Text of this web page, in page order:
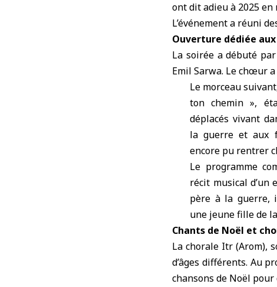
ont dit adieu à 2025 en
L’événement a réuni
Ouverture dédiée
La soirée a débuté
Emil Sarwa. Le chœur
Le morceau
ton chemin »,
déplacés vivant
la guerre et aux
encore pu rentrer
Le programme
récit musical d’un
père à la guerre,
une jeune fille de
Chants de Noël et
La chorale Itr (Arom),
d’âges différents. Au
chansons de Noël pour